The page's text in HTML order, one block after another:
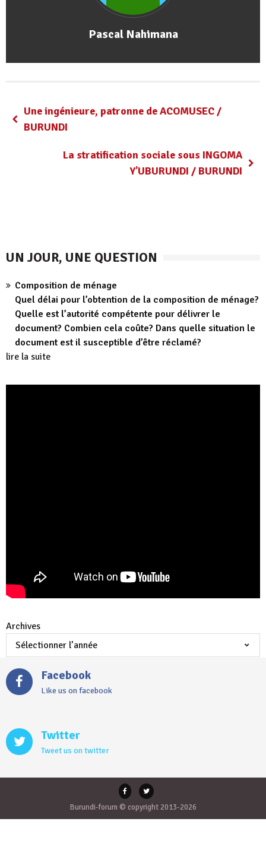
Pascal Nahimana
Une ingénieure, patronne de ACOMUSEC /
BURUNDI
La stratification sociale sous INGOMA
Y’UBURUNDI / BURUNDI
UN JOUR, UNE QUESTION
Composition de ménage
Quel délai pour l’obtention de la composition de ménage?
Quelle est l’autorité compétente pour délivrer le
document? Combien cela coûte? Dans quelle situation le
document est il susceptible d’être réclamé?
lire la suite
Archives
Facebook
Like us on facebook
Twitter
Tweet us on twitter
Burundi-forum © copyright 2013-2026